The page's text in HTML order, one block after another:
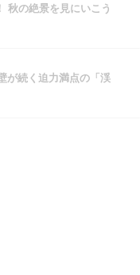
秋の絶景を見にいこう
が続く迫力満点の「渓